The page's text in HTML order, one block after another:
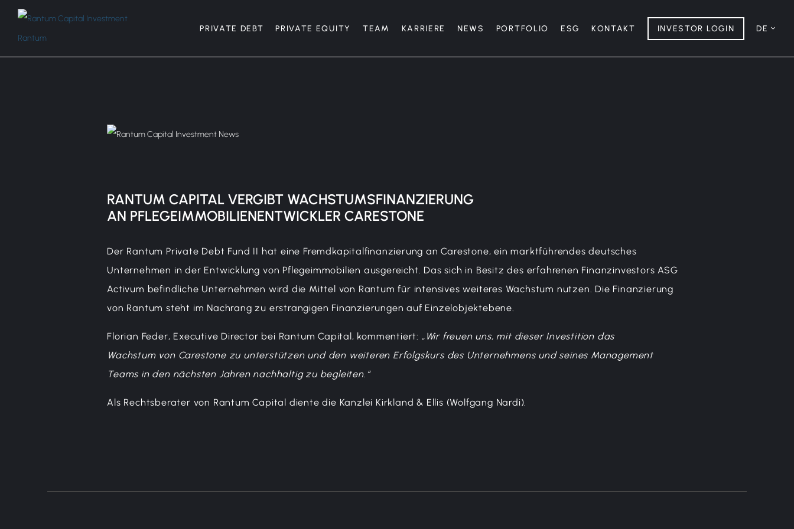
PRIVATE DEBT PRIVATE EQUITY TEAM KARRIERE NEWS PORTFOLIO ESG KONTAKT INVESTOR LOGIN DE
RANTUM CAPITAL VERGIBT WACHSTUMSFINANZIERUNG
AN PFLEGEIMMOBILIENENTWICKLERCARESTONE
Der Rantum Private Debt Fund II hat eine Fremdkapitalfinanzierung an Carestone, ein marktführendes deutsches
Unternehmen in der Entwicklung von Pflegeimmobilien ausgereicht. Das sich in Besitz des erfahrenen Finanzinvestors ASG
Activum befindliche Unternehmen wird die Mittel von Rantum für intensives weiteres Wachstum nutzen. Die Finanzierung
von Rantum steht im Nachrang zu erstrangigen Finanzierungen auf Einzelobjektebene.
Florian Feder, Executive Director bei Rantum Capital, kommentiert: „Wir freuen uns, mit dieser Investition das
Wachstum von Carestone zu unterstützen und den weiteren Erfolgskurs des Unternehmens und seines Management
Teams in den nächsten Jahren nachhaltig zu begleiten.“
Als Rechtsberater von Rantum Capital diente die Kanzlei Kirkland & Ellis (Wolfgang Nardi).